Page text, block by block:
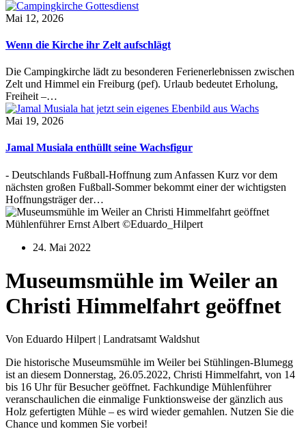
Mai 12, 2026
Wenn die Kirche ihr Zelt aufschlägt
Die Campingkirche lädt zu besonderen Ferienerlebnissen zwischen
Zelt und Himmel ein Freiburg (pef). Urlaub bedeutet Erholung,
Freiheit –…
Mai 19, 2026
Jamal Musiala enthüllt seine Wachsfigur
- Deutschlands Fußball-Hoffnung zum Anfassen Kurz vor dem
nächsten großen Fußball-Sommer bekommt einer der wichtigsten
Hoffnungsträger der…
Mühlenführer Ernst Albert ©Eduardo_Hilpert
24. Mai 2022
Museumsmühle im Weiler an
Christi Himmelfahrt geöffnet
Von Eduardo Hilpert | Landratsamt Waldshut
Die historische Museumsmühle im Weiler bei Stühlingen-Blumegg
ist an diesem Donnerstag, 26.05.2022, Christi Himmelfahrt, von 14
bis 16 Uhr für Besucher geöffnet. Fachkundige Mühlenführer
veranschaulichen die einmalige Funktionsweise der gänzlich aus
Holz gefertigten Mühle – es wird wieder gemahlen. Nutzen Sie die
Chance und kommen Sie vorbei!